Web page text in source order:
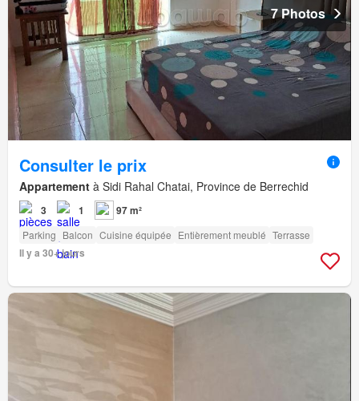
7 Photos
Consulter le prix
Appartement à Sidi Rahal Chatai, Province de Berrechid
3 1 97 m²
Parking Balcon Cuisine équipée Entièrement meublé Terrasse
Il y a 30+ jours